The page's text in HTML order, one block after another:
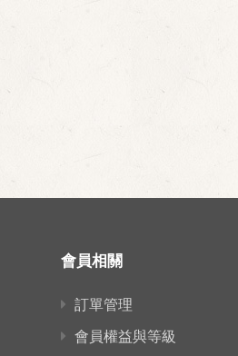
會員相關
訂單管理
會員權益與等級